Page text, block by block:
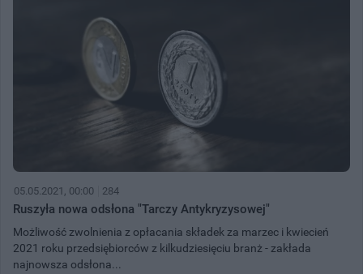
05.05.2021, 00:00 284
Ruszyła nowa odsłona "Tarczy Antykryzysowej"
Możliwość zwolnienia z opłacania składek za marzec i kwiecień
2021 roku przedsiębiorców z kilkudziesięciu branż - zakłada
najnowsza odsłona...